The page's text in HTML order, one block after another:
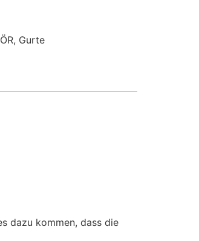
, Gurte
dazu kommen, dass die